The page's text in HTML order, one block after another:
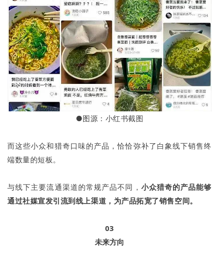
●图源：小红书截图
而这些小众和猎奇口味的产品，恰恰弥补了白象线下销售终
端数量的短板。
与线下主要流通渠道的常规产品不同， 小众猎奇的产品能够
通过社媒宣发引流到线上渠道，为产品拓宽了销售空间。
03
未来方向